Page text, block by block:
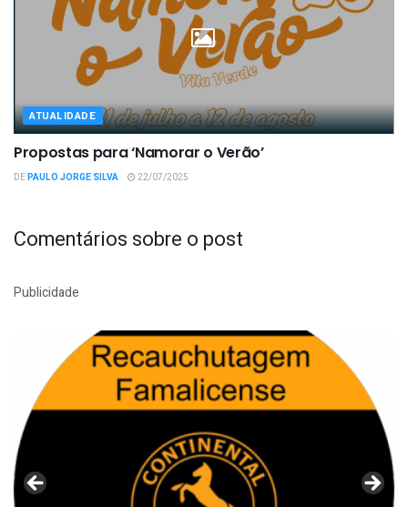
ATUALIDADE
Propostas para ‘Namorar o Verão’
DEPAULO JORGE SILVA 22/07/2025
Comentários sobre o post
Publicidade